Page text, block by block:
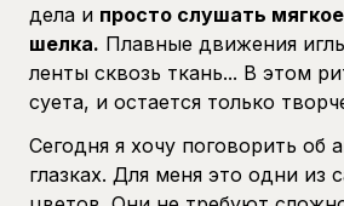
дела и просто слушать
шелка. Плавные движения
ленты сквозь ткань... В этом
суета, и остается только
Сегодня я хочу поговорить об
глазках. Для меня это одни из